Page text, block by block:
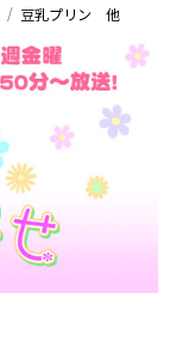
豆乳プリン 他